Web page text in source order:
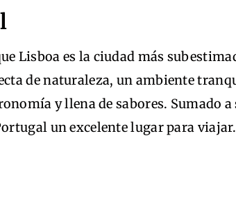
Lisboa es la ciudad más
de naturaleza, un ambiente
y llena de sabores. Sumado
un excelente lugar para viajar.